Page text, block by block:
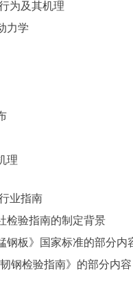
为及其机理
力学
理
业指南
检验指南的制定背景
钢板》国家标准的部分内
钢检验指南》的部分内容